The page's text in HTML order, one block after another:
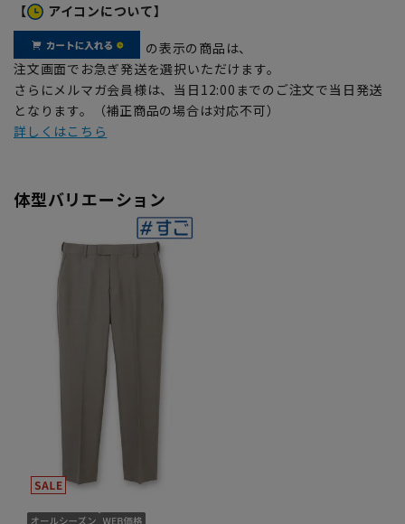
【 アイコンについて】
の表示の商品は、
注文画面でお急ぎ発送を選択いただけます。
さらにメルマガ会員様は、当日12:00までのご注文で当日発送
となります。（補正商品の場合は対応不可）
詳しくはこちら
体型バリエーション